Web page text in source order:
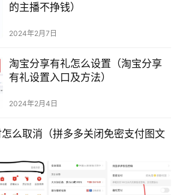
的主播不挣钱）
2024年2月7日
淘宝分享有礼怎么设置（淘宝分享
有礼设置入口及方法）
2024年2月4日
么取消（拼多多关闭免密支付图文